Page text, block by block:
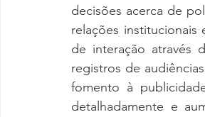
decisões acerca de
relações
de interação através
registros de
fomento à
detalhadamente e